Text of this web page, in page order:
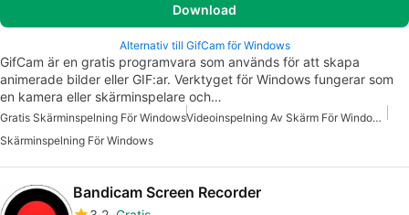
Download
Alternativ till GifCam för Windows
GifCam är en gratis programvara som används för att skapa
animerade bilder eller GIF:ar. Verktyget för Windows fungerar som
en kamera eller skärminspelare och…
Gratis Skärminspelning För Windows
Videoinspelning Av Skärm För Windows Gratis
Skärminspelning För Windows
Bandicam Screen Recorder